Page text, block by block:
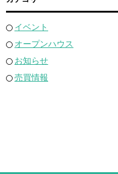
イベント
オープンハウス
お知らせ
売買情報